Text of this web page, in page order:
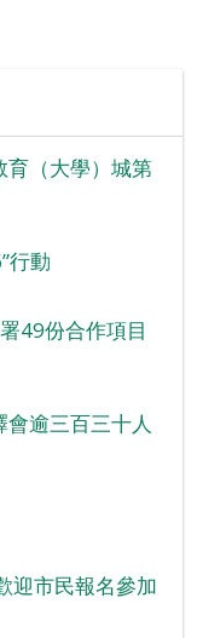
育（大學）城第
行動
49份合作項目
逾三百三十人
迎市民報名參加